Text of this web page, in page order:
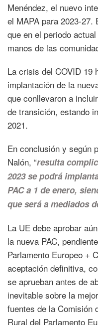
Menéndez, el nuevo
el MAPA para 2023-
que en el periodo
manos de las
La crisis del COVID 19
implantación de la
que conllevaron a
de transición, estando
2021.
En conclusión y según
Nalón, “resulta
2023 se podrá
PAC a 1 de enero,
que será a mediados
La UE debe aprobar
la nueva PAC,
Parlamento Europeo +
aceptación definitiva,
se aprueban antes de
inevitable sobre la
fuentes de la Comisión
Rural del Parlamento